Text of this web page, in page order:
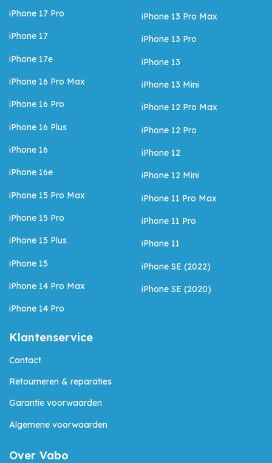
iPhone 17 Pro
iPhone 17
iPhone 17e
iPhone 16 Pro Max
iPhone 16 Pro
iPhone 16 Plus
iPhone 16
iPhone 16e
iPhone 15 Pro Max
iPhone 15 Pro
iPhone 15 Plus
iPhone 15
iPhone 14 Pro Max
iPhone 14 Pro
iPhone 13 Pro Max
iPhone 13 Pro
iPhone 13
iPhone 13 Mini
iPhone 12 Pro Max
iPhone 12 Pro
iPhone 12
iPhone 12 Mini
iPhone 11 Pro Max
iPhone 11 Pro
iPhone 11
iPhone SE (2022)
iPhone SE (2020)
Klantenservice
Contact
Retourneren & reparaties
Garantie voorwaarden
Algemene voorwaarden
Over Vabo